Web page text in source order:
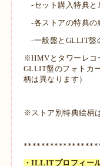
-セット購入特典と
-各ストアの特典の
-一般盤とGLLIT盤
※HMVとタワーレコ
GLLIT盤のフォトカ
柄は異なります）
※ストア別特典絵柄
・ILLITプロフィー